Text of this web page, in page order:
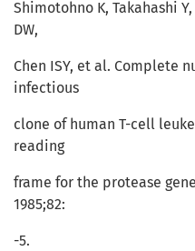
Shimotohno K, Takahashi
DW,
Chen ISY, et al. Complete
infectious
clone of human T-cell
reading
frame for the protease
1985;82:
-5.